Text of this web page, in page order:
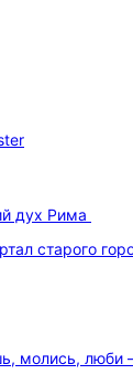
дух Рима
старого